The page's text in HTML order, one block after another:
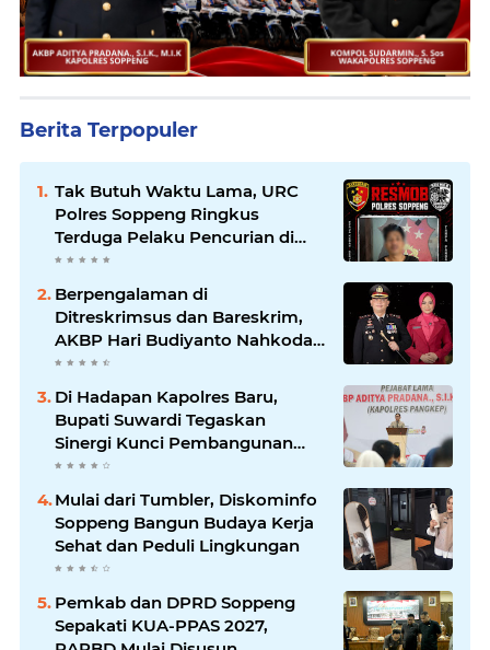
Berita Terpopuler
Tak Butuh Waktu Lama, URC
Polres Soppeng Ringkus
Terduga Pelaku Pencurian di
Liliriaja
Berpengalaman di
Ditreskrimsus dan Bareskrim,
AKBP Hari Budiyanto Nahkodai
Polres Soppeng
Di Hadapan Kapolres Baru,
Bupati Suwardi Tegaskan
Sinergi Kunci Pembangunan
Soppeng
Mulai dari Tumbler, Diskominfo
Soppeng Bangun Budaya Kerja
Sehat dan Peduli Lingkungan
Pemkab dan DPRD Soppeng
Sepakati KUA-PPAS 2027,